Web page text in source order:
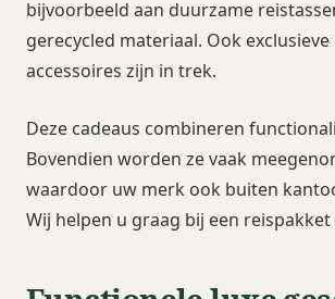
bijvoorbeeld aan duurzame
gerecycled materiaal. Ook
accessoires zijn in trek.
Deze cadeaus combineren
Bovendien worden ze vaak
waardoor uw merk ook buiten
Wij helpen u graag bij een